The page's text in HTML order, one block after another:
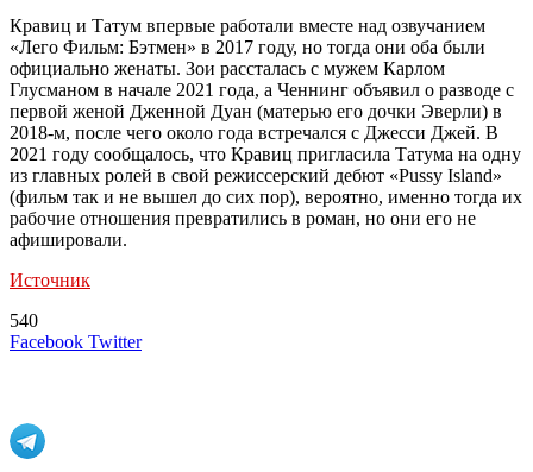
Кравиц и Татум впервые работали вместе над озвучанием
«Лего Фильм: Бэтмен» в 2017 году, но тогда они оба были
официально женаты. Зои рассталась с мужем Карлом
Глусманом в начале 2021 года, а Ченнинг объявил о разводе с
первой женой Дженной Дуан (матерью его дочки Эверли) в
2018-м, после чего около года встречался с Джесси Джей. В
2021 году сообщалось, что Кравиц пригласила Татума на одну
из главных ролей в свой режиссерский дебют «Pussy Island»
(фильм так и не вышел до сих пор), вероятно, именно тогда их
рабочие отношения превратились в роман, но они его не
афишировали.
Источник
540
Facebook TwitterLinkedIn
Tumblr
Reddit
Вконтакте
Одноклассники
Skype
Messenger
Messenger
WhatsApp
Telegram
Viber
Line
Поделиться
Печатать